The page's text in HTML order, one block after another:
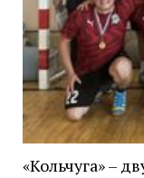
«Кольчуга» –